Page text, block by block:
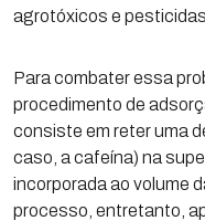
agrotóxicos e pesticidas.
Para combater essa
procedimento de
consiste em reter uma
caso, a cafeína) na
incorporada ao volume
processo, entretanto,